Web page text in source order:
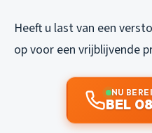
Heeft u last van een
op voor een vrijblijvende
NU
BEL